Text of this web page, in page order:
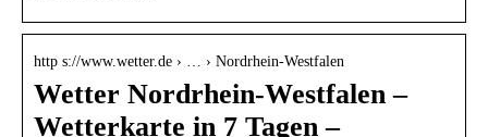
http s://www.wetter.de › … › Nordrhein-Westfalen
Wetter Nordrhein-Westfalen –
Wetterkarte in 7 Tagen –